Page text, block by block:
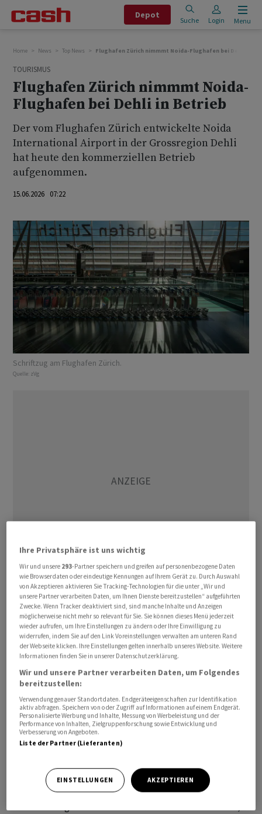
Depot
Suche Login Menu
Home News Top News Flughafen Zürich nimmmt Noida-Flughafen bei Dehli in
TOURISMUS
Flughafen Zürich nimmmt Noida-
Flughafen bei Dehli in Betrieb
Der vom Flughafen Zürich entwickelte Noida
International Airport in der Grossregion Dehli
hat heute den kommerziellen Betrieb
aufgenommen.
15.06.2026 07:22
Schriftzug am Flughafen Zürich.
Quelle: zVg
Mit dem ersten Linienflug von Indigo aus Lucknow sei
der reguläre Passagierbetrieb gestartet worden, teilte
Flughafen Züricham Montag mit. In den kommenden
Monaten soll der Flugbetrieb mit weiteren Airlines
schrittweise ausgebaut werden.
Der Hochlauf erfolge allerdings in einem
anspruchsvollen Umfeld, heisst es weiter. So würden
seit März 2026 der Nahost-Konflikt,
Luftraumsperrungen, gestiegene Treibstoffkosten und
Kapazitätsanpassungen den globalen Luftverkehr
belasten. Dies wirke sich auch auf die Einführung neuer
Flughafen Zürichhält dennoch an seiner positiven
Einschätzung des indischen Luftverkehrsmarktes fest,
Ihre Privatsphäre ist uns wichtig
Wir und unsere 293-Partner speichern und greifen auf personenbezogene Daten
wie Browserdaten oder eindeutige Kennungen auf Ihrem Gerät zu. Durch Auswahl
von Akzeptieren aktivieren Sie Tracking-Technologien für die unter „Wir und
unsere Partner verarbeiten Daten, um Ihnen Dienste bereitzustellen“ aufgeführten
Zwecke. Wenn Tracker deaktiviert sind, sind manche Inhalte und Anzeigen
möglicherweise nicht mehr so relevant für Sie. Sie können dieses Menü jederzeit
wieder aufrufen, um Ihre Einstellungen zu ändern oder Ihre Einwilligung zu
widerrufen, indem Sie auf den Link Voreinstellungen verwalten am unteren Rand
der Webseite klicken. Ihre Einstellungen gelten innerhalb unseres Website. Weitere
Informationen finden Sie in unserer Datenschutzerklärung.
Wir und unsere Partner verarbeiten Daten, um Folgendes
bereitzustellen:
Verwendung genauer Standortdaten. Endgeräteeigenschaften zur Identifikation
aktiv abfragen. Speichern von oder Zugriff auf Informationen auf einem Endgerät.
Personalisierte Werbung und Inhalte, Messung von Werbeleistung und der
Performance von Inhalten, Zielgruppenforschung sowie Entwicklung und
Verbesserung von Angeboten.
Liste der Partner (Lieferanten)
EINSTELLUNGEN AKZEPTIEREN